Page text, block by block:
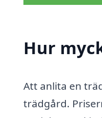
Hur
Att anlita en
trädgård.